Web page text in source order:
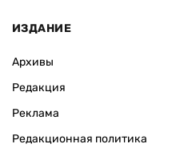
ИЗДАНИЕ
Архивы
Редакция
Реклама
Редакционная политика